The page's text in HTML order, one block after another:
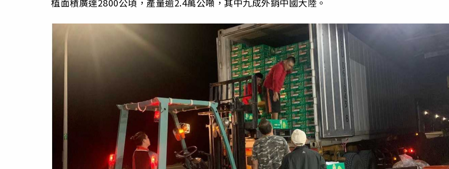
植面積廣達2800公頃，產量逾2.4萬公噸，其中九成外銷中國大陸。